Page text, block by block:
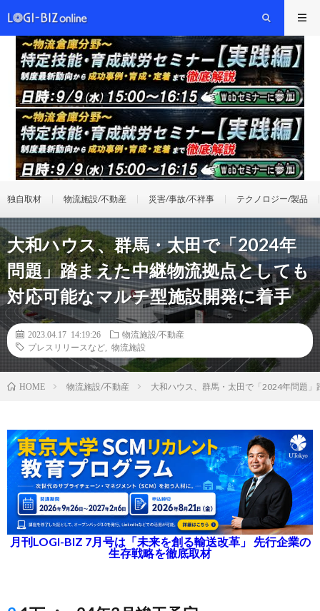
独自取材 物流施設/不動産 災害/事故/不祥事 テクノロジー/製品
大和ハウス、群馬・太田で「2024年
問題」踏まえた中継物流拠点としても
対応可能なマルチ型施設開発に着手
2023.04.17 14:19:26
物流施設/不動産
プレスリリースなど
物流施設
HOME 物流施設/不動産 大和ハウス、群馬・太田で「2024年問題
月刊LOGI-BIZ 7月号は「未来を創る輸送改革」 先行企業の
生存戦略を徹底取材